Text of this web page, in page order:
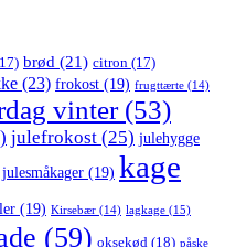
brød (21) citron (17)
(23) frokost (19) frugttærte (14)
vinter(53)
julefrokost (25) julehygge
julesmåkager (19) kage
(19) Kirsebær (14) lagkage (15)
(59) oksekød (18) påske